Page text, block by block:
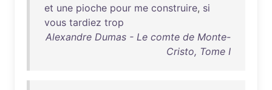
et une pioche pour me construire, si
vous tardiez trop
Alexandre Dumas - Le comte de Monte-
Cristo, Tome I